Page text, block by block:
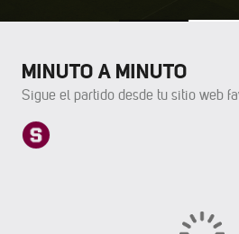
MINUTO A MINUTO
Sigue el partido desde tu sitio web